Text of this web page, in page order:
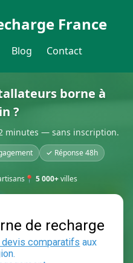
France
Blog Contact
borne à
?
minutes — sans inscription.
✓ Réponse 48h
📍 5 000+villes